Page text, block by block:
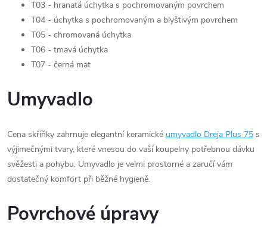
T03 - hranatá úchytka s pochromovaným povrchem
T04 - úchytka s pochromovaným a blyštivým povrchem
T05 - chromovaná úchytka
T06 - tmavá úchytka
T07 - černá mat
Umyvadlo
Cena skříňky zahrnuje elegantní keramické umyvadlo Dreja Plus 75 s
výjimečnými tvary, které vnesou do vaší koupelny potřebnou dávku
svěžesti a pohybu. Umyvadlo je velmi prostorné a zaručí vám
dostatečný komfort při běžné hygieně.
Povrchové úpravy